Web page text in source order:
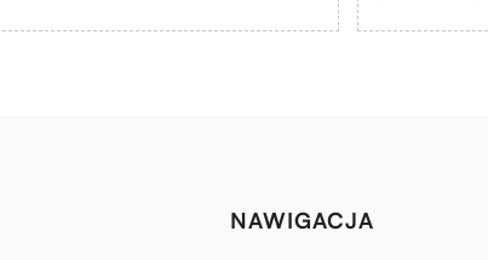
NAWIGACJA